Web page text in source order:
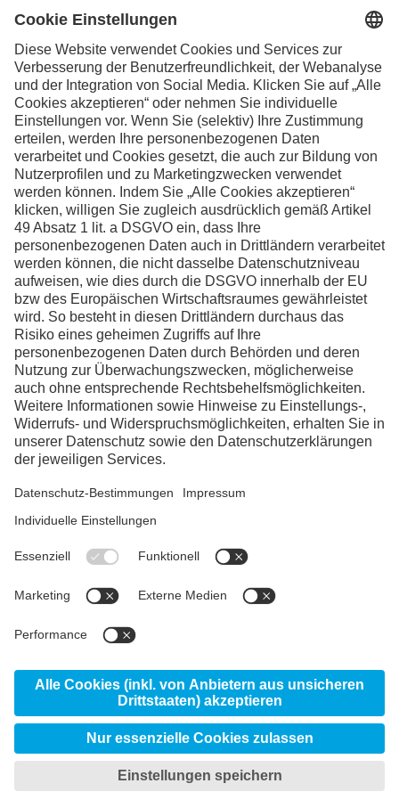
Schweiz
Facebook
Instagram
LinkedIn
Links Schweiz
voestalpine group
Ihre Ansprechpartner:innen
voestalpine AG
AG
© 2026 voestalpine High Performance Metals
Schweiz AG
Datenschutzerklärung
Privatsphäreneinstellungen